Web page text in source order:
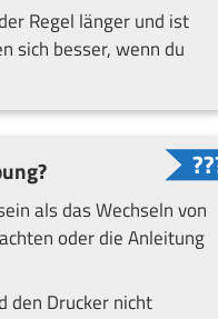
Regel länger und ist
sich besser, wenn du
als das Wechseln von
oder die Anleitung
Drucker nicht